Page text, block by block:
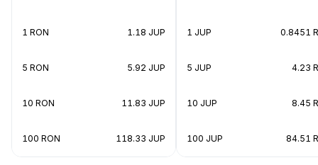
1 RON 1.18 JUP
5 RON 5.92 JUP
10 RON 11.83 JUP
100 RON 118.33 JUP
1 JUP 0.8451
5 JUP 4.23
10 JUP 8.45
100 JUP 84.51